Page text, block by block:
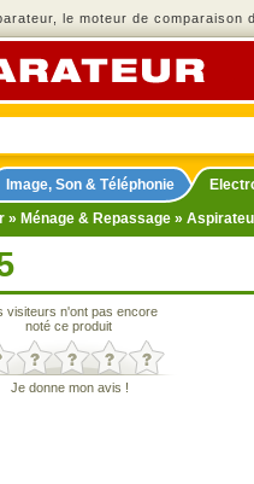
le moteur de comparaison
Image, Son & Téléphonie
» Ménage & Repassage »
visiteurs n'ont pas encore
noté ce produit
Je donne mon avis !